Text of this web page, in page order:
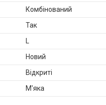
Комбінований
Так
Новий
Відкриті
М'яка